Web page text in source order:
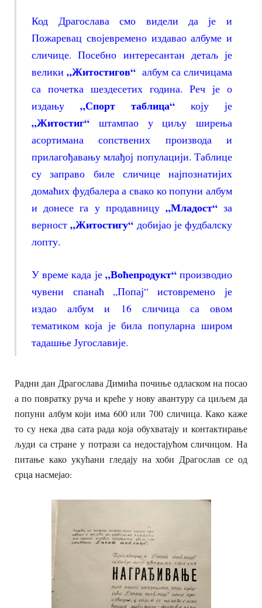
Код Драгослава смо видели да је и
Пожаревац својевремено издавао албуме и
сличице. Посебно интересантан детаљ је
велики„Житостигов“ албум са сличицама
са почетка шездесетих година. Реч је о
издању„Спорт таблица“ коју је
„Житостиг“ штампао у циљу ширења
асортимана сопствених производа и
прилагођавању млађој популацији. Таблице
су заправо биле сличице најпознатијих
домаћих фудбалера а свако ко попуни албум
и донесе га у продавницу „Младост“за
верност„Житостигу“ добијао је фудбалску
лопту.
У време када је „Воћепродукт“производио
чувени спанаћ „Попај“ истовремено је
издао албум и 16 сличица са овом
тематиком која је била популарна широм
тадашње Југославије.
Радни дан Драгослава Димића почиње одласком на посао
а по повратку руча и креће у нову авантуру са циљем да
попуни албум који има 600 или 700 сличица. Како каже
то су нека два сата рада која обухватају и контактирање
људи са стране у потрази са недостајућом сличицом. На
питање како укућани гледају на хоби Драгослав се од
срца насмејао: